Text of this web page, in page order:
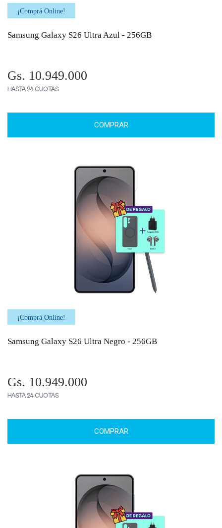
¡Comprá Online!
Samsung Galaxy S26 Ultra Azul - 256GB
Gs. 10.949.000
HASTA 24 CUOTAS
COMPRAR
¡Comprá Online!
Samsung Galaxy S26 Ultra Negro - 256GB
Gs. 10.949.000
HASTA 24 CUOTAS
COMPRAR